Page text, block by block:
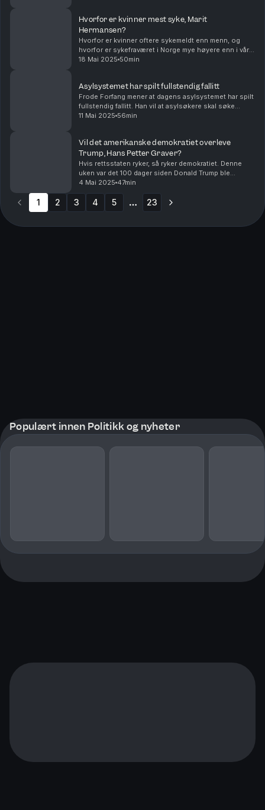
Hvorfor er kvinner mest syke, Marit
Hermansen?
Hvorfor er kvinner oftere sykemeldt enn menn, og
hvorfor er sykefraværet i Norge mye høyere enn i våre
naboland. Dagens gjest er sjeflege i NAV, Marit
18 Mai 2025 50min
Asylsystemet har spilt fullstendig fallitt
Frode Forfang mener at dagens asylsystemet har spilt
fullstendig fallitt. Han vil at asylsøkere skal søke
tilflukt i sitt nærmeste, trygge land. Det betyr at
11 Mai 2025 56min
Vil det amerikanske demokratiet overleve
Trump, Hans Petter Graver?
Hvis rettsstaten ryker, så ryker demokratiet. Denne
uken var det 100 dager siden Donald Trump ble
president i USA. Vil det amerikanske demokratiet
overleve Trump? I dag snakker vi med jusprofessor
Han...
4 Mai 2025 47min
1 2 3 4 5 23
Populært innen Politikk og nyheter